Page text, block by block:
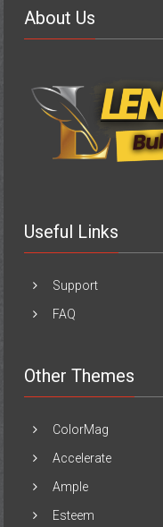
About Us
Useful Links
Support
FAQ
Other Themes
ColorMag
Accelerate
Ample
Esteem